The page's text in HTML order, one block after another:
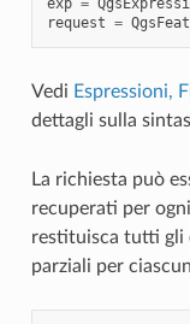
exp =
request =
Vedi Espressioni,
dettagli sulla
La richiesta può
recuperati per
restituisca tutti gli
parziali per